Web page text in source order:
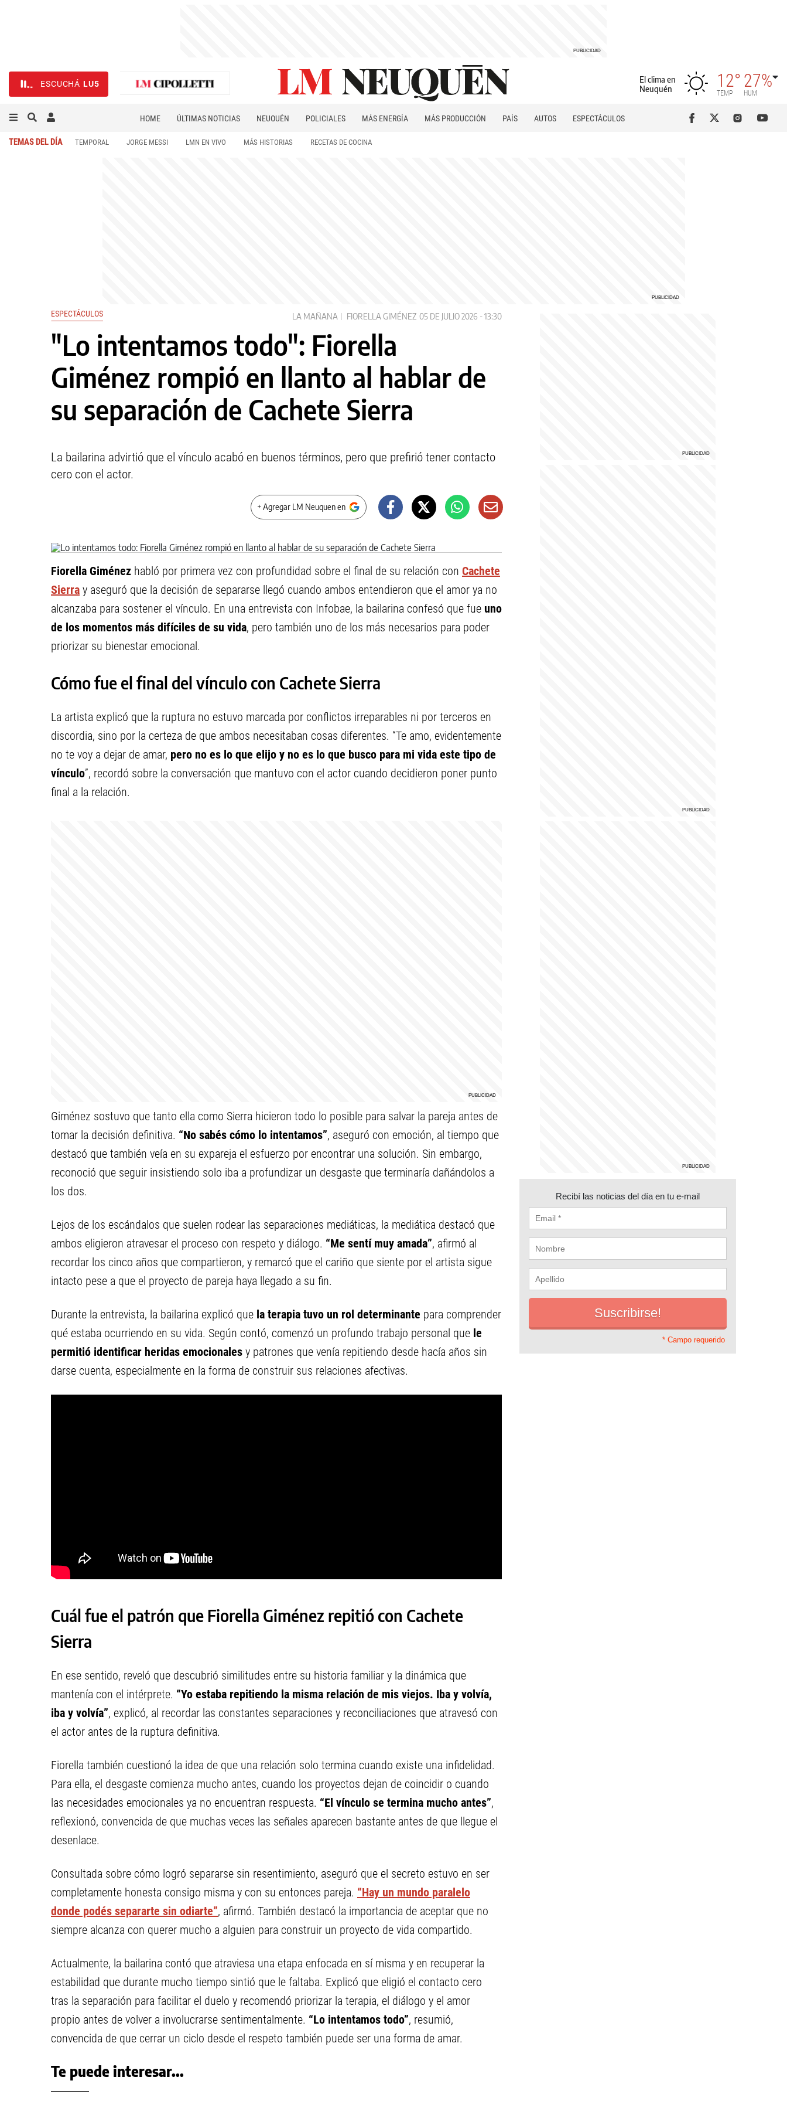
ESCUCHÁ LU5
El clima en
Neuquén
12°
TEMP
27%
HUM
HOME ÚLTIMAS NOTICIAS NEUQUÉN POLICIALES MÁS ENERGÍA MÁS PRODUCCIÓN PAÍS AUTOS
ESPECTÁCULOS
TEMAS DEL DÍA TEMPORAL JORGE MESSI LMN EN VIVO MÁS HISTORIAS RECETAS DE COCINA
ESPECTÁCULOS LA MAÑANA FIORELLA GIMÉNEZ 05 DE JULIO 2026 - 13:30
"Lo intentamos todo": Fiorella
Giménez rompió en llanto al hablar de
su separación de Cachete Sierra
La bailarina advirtió que el vínculo acabó en buenos términos, pero que prefirió tener contacto
cero con el actor.
+ Agregar LM Neuquen en
Fiorella Giménez habló por primera vez con profundidad sobre el final de su relación con Cachete
Sierra y aseguró que la decisión de separarse llegó cuando ambos entendieron que el amor ya no
alcanzaba para sostener el vínculo. En una entrevista con Infobae, la bailarina confesó que fue uno
de los momentos más difíciles de su vida, pero también uno de los más necesarios para poder
priorizar su bienestar emocional.
Cómo fue el final del vínculo con Cachete Sierra
La artista explicó que la ruptura no estuvo marcada por conflictos irreparables ni por terceros en
discordia, sino por la certeza de que ambos necesitaban cosas diferentes. “Te amo, evidentemente
no te voy a dejar de amar, pero no es lo que elijo y no es lo que busco para mi vida este tipo de
vínculo”, recordó sobre la conversación que mantuvo con el actor cuando decidieron poner punto
final a la relación.
Giménez sostuvo que tanto ella como Sierra hicieron todo lo posible para salvar la pareja antes de
tomar la decisión definitiva. “No sabés cómo lo intentamos”, aseguró con emoción, al tiempo que
destacó que también veía en su expareja el esfuerzo por encontrar una solución. Sin embargo,
reconoció que seguir insistiendo solo iba a profundizar un desgaste que terminaría dañándolos a
los dos.
Lejos de los escándalos que suelen rodear las separaciones mediáticas, la mediática destacó que
ambos eligieron atravesar el proceso con respeto y diálogo. “Me sentí muy amada”, afirmó al
recordar los cinco años que compartieron, y remarcó que el cariño que siente por el artista sigue
intacto pese a que el proyecto de pareja haya llegado a su fin.
Durante la entrevista, la bailarina explicó que la terapia tuvo un rol determinante para comprender
qué estaba ocurriendo en su vida. Según contó, comenzó un profundo trabajo personal que le
permitió identificar heridas emocionales y patrones que venía repitiendo desde hacía años sin
darse cuenta, especialmente en la forma de construir sus relaciones afectivas.
Cuál fue el patrón que Fiorella Giménez repitió con Cachete
Sierra
En ese sentido, reveló que descubrió similitudes entre su historia familiar y la dinámica que
mantenía con el intérprete. “Yo estaba repitiendo la misma relación de mis viejos. Iba y volvía,
iba y volvía”, explicó, al recordar las constantes separaciones y reconciliaciones que atravesó con
el actor antes de la ruptura definitiva.
Fiorella también cuestionó la idea de que una relación solo termina cuando existe una infidelidad.
Para ella, el desgaste comienza mucho antes, cuando los proyectos dejan de coincidir o cuando
las necesidades emocionales ya no encuentran respuesta. “El vínculo se termina mucho antes”,
reflexionó, convencida de que muchas veces las señales aparecen bastante antes de que llegue el
desenlace.
Consultada sobre cómo logró separarse sin resentimiento, aseguró que el secreto estuvo en ser
completamente honesta consigo misma y con su entonces pareja. “Hay un mundo paralelo
donde podés separarte sin odiarte”, afirmó. También destacó la importancia de aceptar que no
siempre alcanza con querer mucho a alguien para construir un proyecto de vida compartido.
Actualmente, la bailarina contó que atraviesa una etapa enfocada en sí misma y en recuperar la
estabilidad que durante mucho tiempo sintió que le faltaba. Explicó que eligió el contacto cero
tras la separación para facilitar el duelo y recomendó priorizar la terapia, el diálogo y el amor
propio antes de volver a involucrarse sentimentalmente. “Lo intentamos todo”, resumió,
convencida de que cerrar un ciclo desde el respeto también puede ser una forma de amar.
Te puede interesar...
Recibí las noticias del día en tu e-mail
* Campo requerido